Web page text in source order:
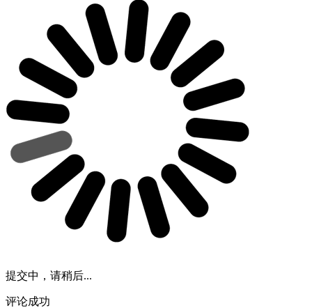
提交中，请稍后...
评论成功